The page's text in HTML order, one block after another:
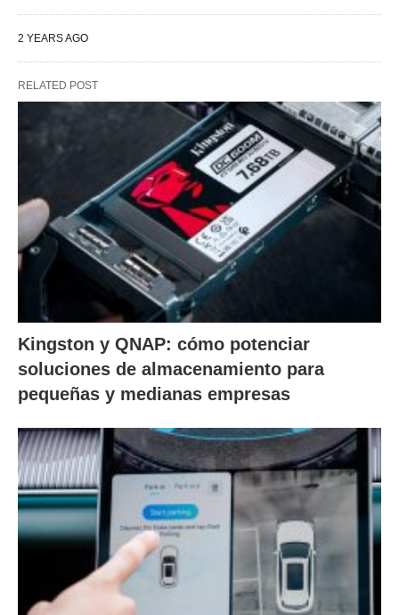
2 YEARS AGO
RELATED POST
Kingston y QNAP: cómo potenciar
soluciones de almacenamiento para
pequeñas y medianas empresas